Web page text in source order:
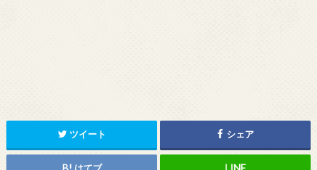
ツイート シェア